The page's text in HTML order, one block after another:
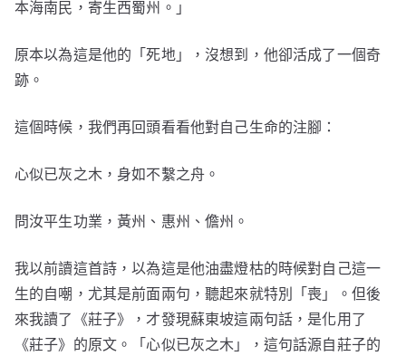
本海南民，寄生西蜀州。」
原本以為這是他的「死地」，沒想到，他卻活成了一個奇
跡。
這個時候，我們再回頭看看他對自己生命的注腳：
心似已灰之木，身如不繫之舟。
問汝平生功業，黃州、惠州、儋州。
我以前讀這首詩，以為這是他油盡燈枯的時候對自己這一
生的自嘲，尤其是前面兩句，聽起來就特別「喪」。但後
來我讀了《莊子》，才發現蘇東坡這兩句話，是化用了
《莊子》的原文。「心似已灰之木」，這句話源自莊子的